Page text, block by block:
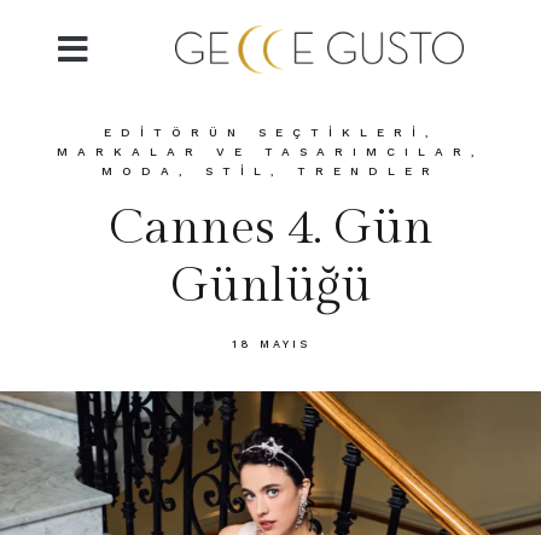
EDITÖRÜN SEÇTIKLERI
MARKALAR VE TASARIMCILAR
MODA
STIL TRENDLER
Cannes 4. Gün
Günlüğü
18 MAYIS